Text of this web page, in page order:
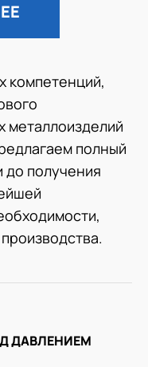
компетенций,
металлоизделий
полный
до получения
ДАВЛЕНИЕМ